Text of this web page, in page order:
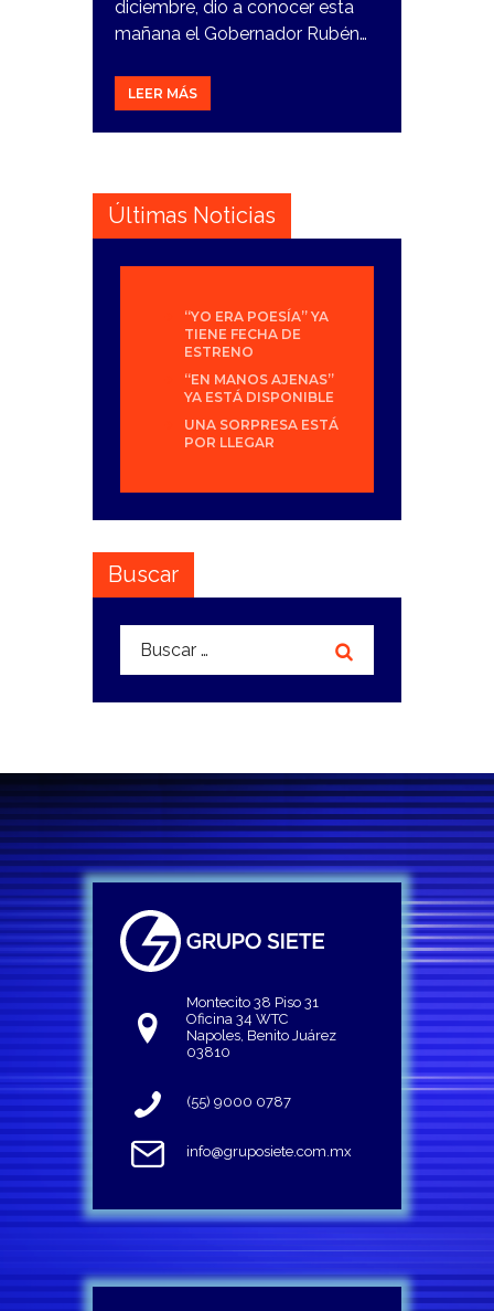
diciembre, dio a conocer esta
mañana el Gobernador Rubén…
LEER MÁS
Últimas Noticias
“YO ERA POESÍA” YA
TIENE FECHA DE
ESTRENO
“EN MANOS AJENAS”
YA ESTÁ DISPONIBLE
UNA SORPRESA ESTÁ
POR LLEGAR
Buscar
Buscar:
Montecito 38 Piso 31
Oficina 34 WTC
Napoles, Benito Juárez
03810
(55) 9000 0787
info@gruposiete.com.mx